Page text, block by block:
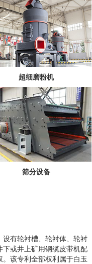
超细磨粉机
筛分设备
设有轮衬槽、轮衬体、轮衬
或井上矿用钢缆皮带机配
该专利全部权利属于白玉